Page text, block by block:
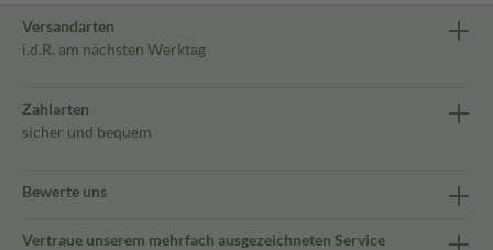
Versandarten
i.d.R. am nächsten Werktag
Zahlarten
sicher und bequem
Bewerte uns
Vertraue unserem mehrfach ausgezeichneten Service